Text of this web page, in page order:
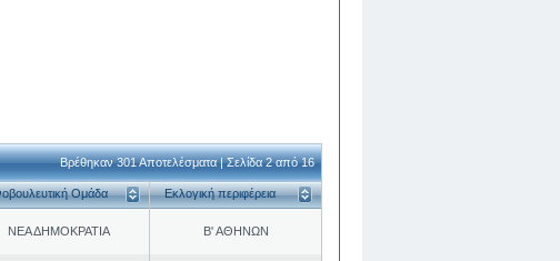
Βρέθηκαν 301 Αποτελέσματα | Σελίδα 2 από 16
Ομάδα Εκλογική περιφέρεια
ΝΕΑ ΔΗΜΟΚΡΑΤΙΑ Β' ΑΘΗΝΩΝ